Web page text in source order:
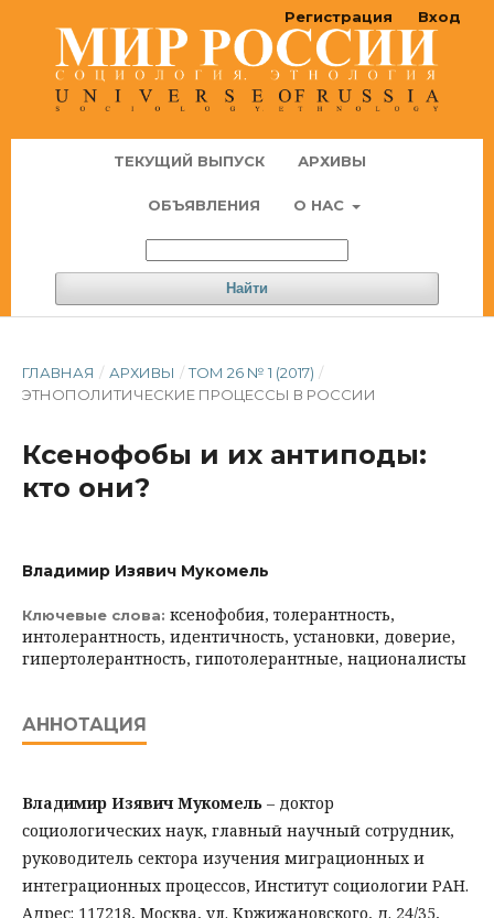
ТЕКУЩИЙ ВЫПУСК АРХИВЫ
ОБЪЯВЛЕНИЯ О НАС
Найти
Регистрация Вход
ГЛАВНАЯ / АРХИВЫ / ТОМ 26 № 1 (2017) /
ЭТНОПОЛИТИЧЕСКИЕ ПРОЦЕССЫ В РОССИИ
Ксенофобы и их антиподы:
кто они?
Владимир Изявич Мукомель
Ключевые слова: ксенофобия, толерантность,
интолерантность, идентичность, установки, доверие,
гипертолерантность, гипотолерантные, националисты
АННОТАЦИЯ
Владимир Изявич Мукомель – доктор
социологических наук, главный научный сотрудник,
руководитель сектора изучения миграционных и
интеграционных процессов, Институт социологии РАН.
Адрес: 117218, Москва, ул. Кржижановского, д. 24/35,